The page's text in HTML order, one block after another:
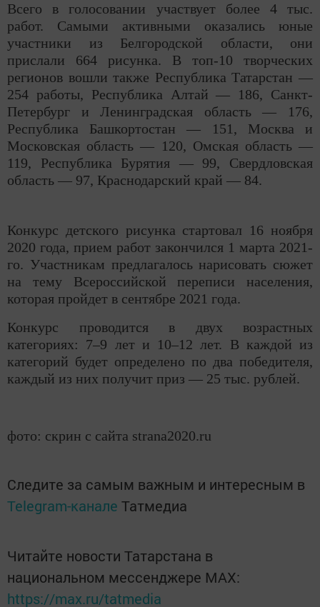
Всего в голосовании участвует более 4 тыс.
работ. Самыми активными оказались юные
участники из Белгородской области, они
прислали 664 рисунка. В топ-10 творческих
регионов вошли также Республика Татарстан —
254 работы, Республика Алтай — 186, Санкт-
Петербург и Ленинградская область — 176,
Республика Башкортостан — 151, Москва и
Московская область — 120, Омская область —
119, Республика Бурятия — 99, Свердловская
область — 97, Краснодарский край — 84.
Конкурс детского рисунка стартовал 16 ноября
2020 года, прием работ закончился 1 марта 2021-
го. Участникам предлагалось нарисовать сюжет
на тему Всероссийской переписи населения,
которая пройдет в сентябре 2021 года.
Конкурс проводится в двух возрастных
категориях: 7–9 лет и 10–12 лет. В каждой из
категорий будет определено по два победителя,
каждый из них получит приз — 25 тыс. рублей.
фото: скрин с сайта strana2020.ru
Следите за самым важным и интересным в
Telegram-канале Татмедиа
Читайте новости Татарстана в
национальном мессенджере MАХ:
https://max.ru/tatmedia